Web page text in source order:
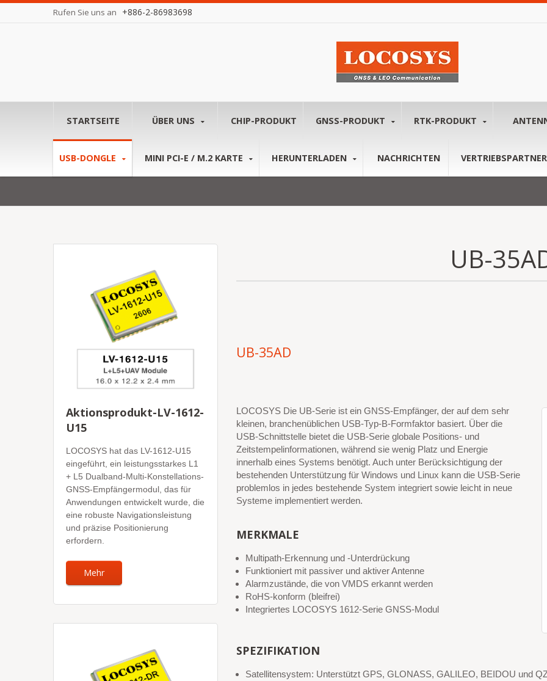
Rufen Sie uns an +886-2-86983698
STARTSEITE ÜBER UNS CHIP-PRODUKT GNSS-PRODUKT RTK-PRODUKT
USB-DONGLE MINI PCI-E / M.2 KARTE HERUNTERLADEN NACHRICHTEN VERTRIEBSPARTNER
Aktionsprodukt-LV-1612-
U15
LOCOSYS hat das LV-1612-U15
eingeführt, ein leistungsstarkes L1
+ L5 Dualband-Multi-Konstellations-
GNSS-Empfängermodul, das für
Anwendungen entwickelt wurde, die
eine robuste Navigationsleistung
und präzise Positionierung
erfordern.
Mehr
UB-
UB-35AD
LOCOSYS Die UB-Serie ist ein GNSS-Empfänger, der auf dem sehr
kleinen, branchenüblichen USB-Typ-B-Formfaktor basiert. Über die
USB-Schnittstelle bietet die USB-Serie globale Positions- und
Zeitstempelinformationen, während sie wenig Platz und Energie
innerhalb eines Systems benötigt. Auch unter Berücksichtigung der
bestehenden Unterstützung für Windows und Linux kann die USB-Serie
problemlos in jedes bestehende System integriert sowie leicht in neue
Systeme implementiert werden.
MERKMALE
Multipath-Erkennung und -Unterdrückung
Funktioniert mit passiver und aktiver Antenne
Alarmzustände, die von VMDS erkannt werden
RoHS-konform (bleifrei)
Integriertes LOCOSYS 1612-Serie GNSS-Modul
SPEZIFIKATION
Satellitensystem: Unterstützt GPS, GLONASS, GALILEO, BEIDOU und